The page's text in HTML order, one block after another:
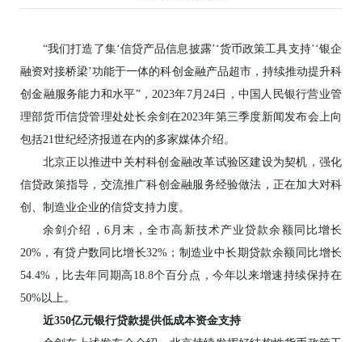
“我们打造了集‘信贷产品信息披露’‘货币政策工具支持’‘银企
融资对接桥梁’功能于一体的科创金融产品超市，持续推动提升科
创金融服务能力和水平”，2023年7月24日，中国人民银行营业管
理部货币信贷管理处处长余剑在2023年第三季度新闻发布会上向
包括21世纪经济报道在内的多家媒体介绍。
北京正以推进中关村科创金融改革试验区建设为契机，强化
信贷政策指导，交流推广科创金融服务经验做法，正在加大对科
创、制造业企业的信贷支持力度。
余剑介绍，6月末，全市高新技术产业贷款余额同比增长
20%，有贷户数同比增长32%；制造业中长期贷款余额同比增长
54.4%，比去年同期高18.8个百分点，今年以来增速持续保持在
50%以上。
近350亿元银行贷款提供低成本资金支持